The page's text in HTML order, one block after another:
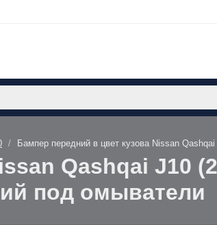
Бампер передний в цвет кузова Nissan
Qashqai J10
под омыватели